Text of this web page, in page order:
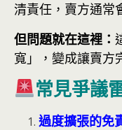
清責任，賣方通常
但問題就在這裡：
寬」，變成讓賣方
常見爭議
過度擴張的免